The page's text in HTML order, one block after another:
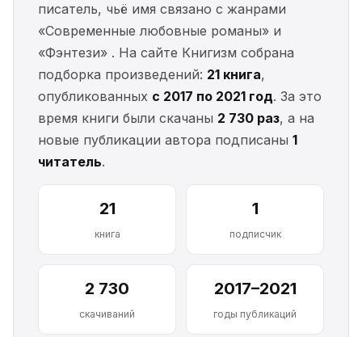
писатель, чьё имя связано с жанрами
«Современные любовные романы» и
«Фэнтези» . На сайте Книгизм собрана
подборка произведений: 21 книга,
опубликованных с 2017 по 2021 год. За это
время книги были скачаны 2 730 раз, а на
новые публикации автора подписаны 1
читатель.
21
книга
1
подписчик
2 730
скачиваний
2017–2021
годы публикаций